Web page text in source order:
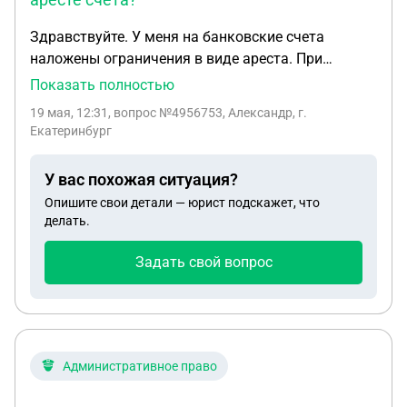
Здравствуйте. У меня на банковские счета
наложены ограничения в виде ареста. При
получении заработной платы банк списал 50℅ за
оставшиеся 50% наложил арест. В итоге с
оспорить и вернуть удержанные денежные
средства?
Показать полностью
19 мая, 12:31 , вопрос №4956753, Александр, г.
Екатеринбург
У вас похожая ситуация?
Опишите свои детали — юрист подскажет, что
делать.
Задать свой вопрос
Административное право